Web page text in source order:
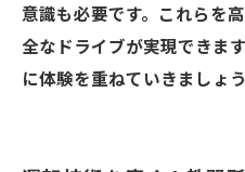
意識も必要です。これらを
全なドライブが実現できま
に体験を重ねていきましょう